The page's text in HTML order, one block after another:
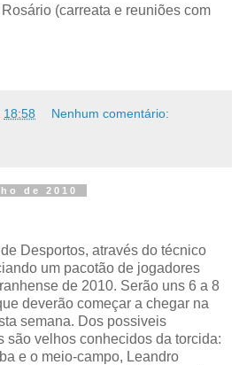
(carreata e reuniões com
18:58 Nenhum comentário:
de 2010
Desportos, através do técnico
um pacotão de jogadores
de 2010. Serão uns 6 a 8
deverão começar a chegar na
semana. Dos possiveis
são velhos conhecidos da torcida:
e o meio-campo, Leandro